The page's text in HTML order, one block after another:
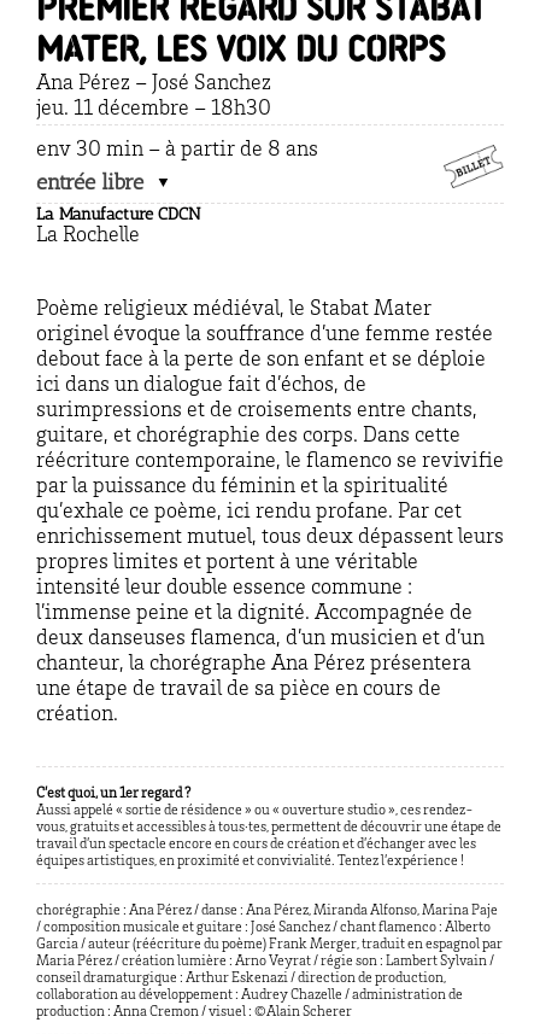
premier regard sur STABAT
MATER, LES VOIX DU CORPS
Ana Pérez – José Sanchez
jeu. 11 décembre – 18h30
env 30 min – à partir de 8 ans
entrée libre
La Manufacture CDCN
La Rochelle
Poème religieux médiéval, le Stabat Mater
originel évoque la souffrance d’une femme restée
debout face à la perte de son enfant et se déploie
ici dans un dialogue fait d’échos, de
surimpressions et de croisements entre chants,
guitare, et chorégraphie des corps. Dans cette
réécriture contemporaine, le flamenco se revivifie
par la puissance du féminin et la spiritualité
qu’exhale ce poème, ici rendu profane. Par cet
enrichissement mutuel, tous deux dépassent leurs
propres limites et portent à une véritable
intensité leur double essence commune :
l’immense peine et la dignité. Accompagnée de
deux danseuses flamenca, d’un musicien et d’un
chanteur, la chorégraphe Ana Pérez présentera
une étape de travail de sa pièce en cours de
création.
C’est quoi, un 1er regard ?
Aussi appelé « sortie de résidence » ou « ouverture studio », ces rendez-
vous, gratuits et accessibles à tous·tes, permettent de découvrir une étape de
travail d’un spectacle encore en cours de création et d’échanger avec les
équipes artistiques, en proximité et convivialité. Tentez l’expérience !
chorégraphie : Ana Pérez/ danse : Ana Pérez, Miranda Alfonso, Marina Paje
/ composition musicale et guitare : José Sanchez/ chant flamenco : Alberto
Garcia/ auteur (réécriture du poème) Frank Merger, traduit en espagnol par
Maria Pérez/ création lumière : Arno Veyrat/ régie son : Lambert Sylvain/
conseil dramaturgique : Arthur Eskenazi/ direction de production,
collaboration au développement : Audrey Chazelle / administration de
production : Anna Cremon/ visuel : ©Alain Scherer